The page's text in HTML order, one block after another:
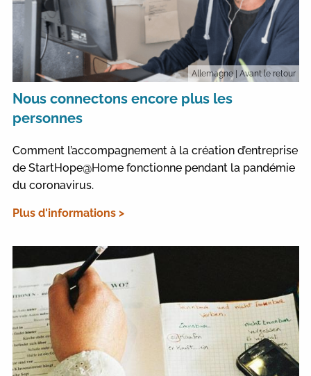
Allemagne | Avant le retour
Nous connectons encore plus les
personnes
Comment l’accompagnement à la création d’entreprise
de StartHope@Home fonctionne pendant la pandémie
du coronavirus.
Plus d'informations >